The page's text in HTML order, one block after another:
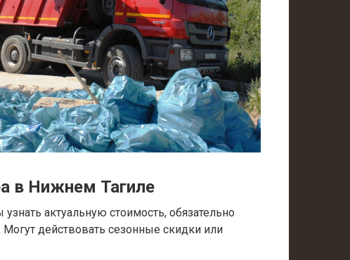
в Нижнем Тагиле
актуальную стоимость, обязательно
действовать сезонные скидки или